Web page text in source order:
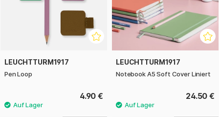
LEUCHTTURM1917
Pen Loop
4.90 €
LEUCHTTURM1917
Notebook A5 Soft Cover Liniert
24.50 €